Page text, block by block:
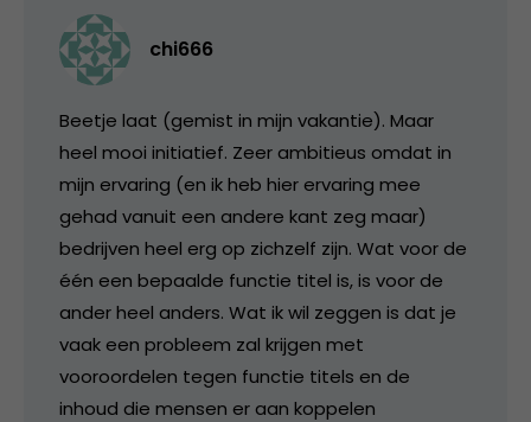
chi666
Beetje laat (gemist in mijn vakantie). Maar
heel mooi initiatief. Zeer ambitieus omdat in
mijn ervaring (en ik heb hier ervaring mee
gehad vanuit een andere kant zeg maar)
bedrijven heel erg op zichzelf zijn. Wat voor de
één een bepaalde functie titel is, is voor de
ander heel anders. Wat ik wil zeggen is dat je
vaak een probleem zal krijgen met
vooroordelen tegen functie titels en de
inhoud die mensen er aan koppelen